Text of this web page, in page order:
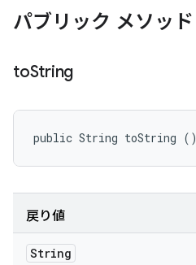
パブリック メソッド
toString
public String toString ()
戻り値
String